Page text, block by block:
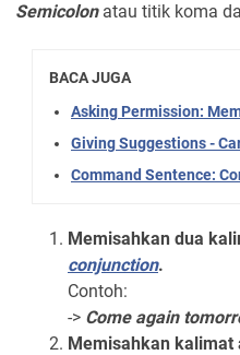
Semicolon atau titik koma
BACA JUGA
Asking Permission:
Giving Suggestions -
Command Sentence:
Memisahkan dua
conjunction.
Contoh:
-> Come again
Memisahkan kalimat